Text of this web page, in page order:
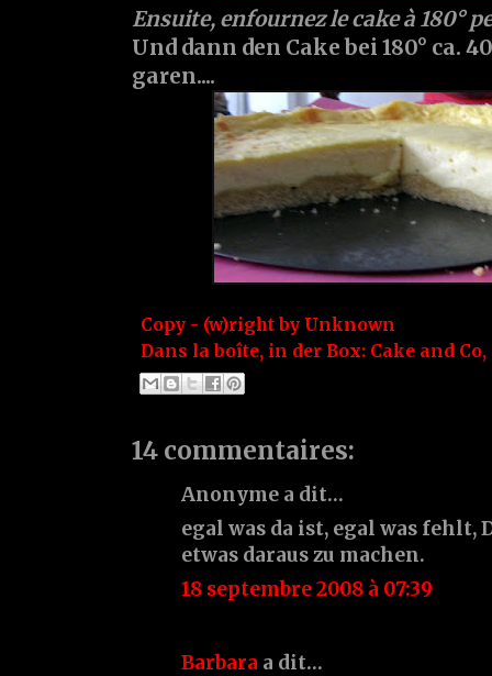
Ensuite, enfournez le cake à 180°
Und dann den Cake bei 180° ca.
garen....
Copy - (w)right by Unknown
Dans la boîte, in der Box: Cake and Co,
14 commentaires:
Anonyme a dit…
egal was da ist, egal was fehlt,
etwas daraus zu machen.
18 septembre 2008 à 07:39
Barbara a dit…